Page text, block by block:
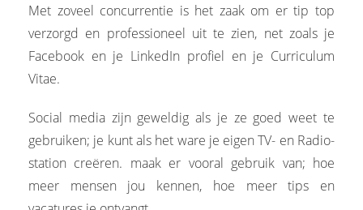
Met zoveel concurrentie is het zaak om er tip top
verzorgd en professioneel uit te zien, net zoals je
Facebook en je LinkedIn profiel en je Curriculum
Vitae.
Social media zijn geweldig als je ze goed weet te
gebruiken; je kunt als het ware je eigen TV- en Radio-
station creëren. maak er vooral gebruik van; hoe
meer mensen jou kennen, hoe meer tips en